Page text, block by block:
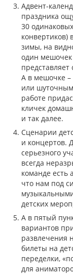
Адвент-
праздника
30
конвертиков)
зимы, на
один мешочек
представляет
А в мешочке –
или
работе
кличек
и так далее.
Сценарии
и концертов.
серьезного
всегда
команде есть
что нам под
детских
А в пятый
вариантов
развлечения
билеты на
переделки,
для